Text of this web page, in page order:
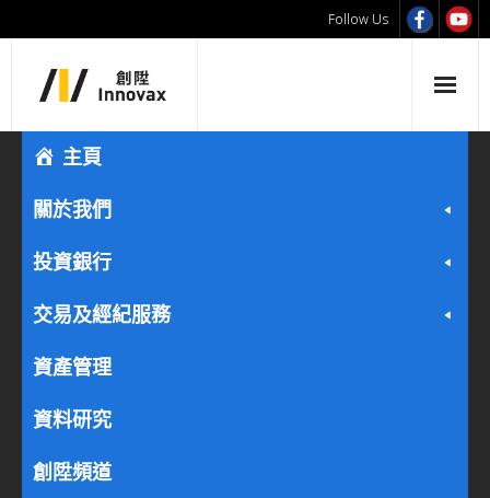
Follow Us
主頁
關於我們
投資銀行
交易及經紀服務
資產管理
資料研究
創陞頻道